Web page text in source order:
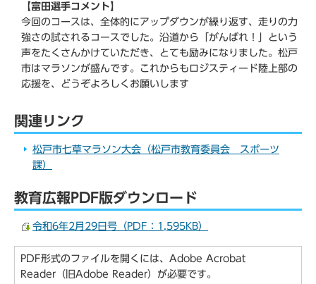
【富田選手コメント】
今回のコースは、全体的にアップダウンが繰り返す、走りの力
強さの試されるコースでした。沿道から「がんばれ！」という
声をたくさんかけていただき、とても励みになりました。松戸
市はマラソンが盛んです。これからもロジスティード陸上部の
応援を、どうぞよろしくお願いします
関連リンク
松戸市七草マラソン大会（松戸市教育委員会 スポーツ
課）
教育広報PDF版ダウンロード
令和6年2月29日号（PDF：1,595KB）
PDF形式のファイルを開くには、Adobe Acrobat
Reader（旧Adobe Reader）が必要です。